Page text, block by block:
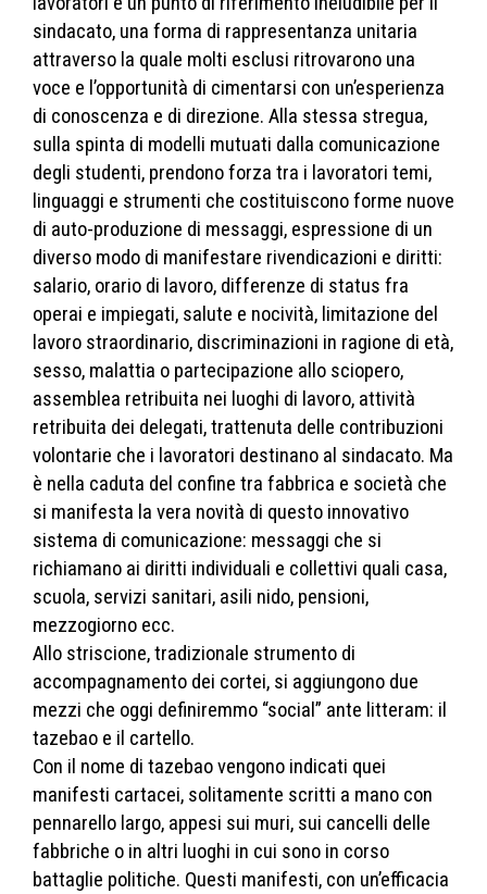
sindacato, una forma di rappresentanza unitaria
attraverso la quale molti esclusi ritrovarono una
voce e l’opportunità di cimentarsi con un’esperienza
di conoscenza e di direzione. Alla stessa stregua,
sulla spinta di modelli mutuati dalla comunicazione
degli studenti, prendono forza tra i lavoratori temi,
linguaggi e strumenti che costituiscono forme nuove
di auto-produzione di messaggi, espressione di un
diverso modo di manifestare rivendicazioni e diritti:
salario, orario di lavoro, differenze di status fra
operai e impiegati, salute e nocività, limitazione del
lavoro straordinario, discriminazioni in ragione di età,
sesso, malattia o partecipazione allo sciopero,
assemblea retribuita nei luoghi di lavoro, attività
retribuita dei delegati, trattenuta delle contribuzioni
volontarie che i lavoratori destinano al sindacato. Ma
è nella caduta del confine tra fabbrica e società che
si manifesta la vera novità di questo innovativo
sistema di comunicazione: messaggi che si
richiamano ai diritti individuali e collettivi quali casa,
scuola, servizi sanitari, asili nido, pensioni,
mezzogiorno ecc.
Allo striscione, tradizionale strumento di
accompagnamento dei cortei, si aggiungono due
mezzi che oggi definiremmo “social” ante litteram: il
tazebao e il cartello.
Con il nome di tazebao vengono indicati quei
manifesti cartacei, solitamente scritti a mano con
pennarello largo, appesi sui muri, sui cancelli delle
fabbriche o in altri luoghi in cui sono in corso
battaglie politiche. Questi manifesti, con un’efficacia